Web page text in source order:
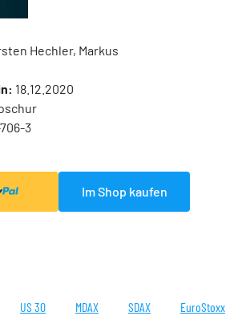
Hechler, Markus
18.12.2020
3
Im Shop kaufen
US 30 MDAX SDAX EuroStoxx